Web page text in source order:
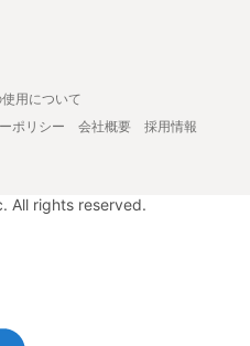
用について
ポリシー 会社概要
採用情報
All rights reserved.